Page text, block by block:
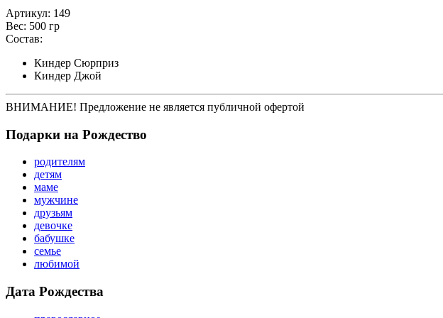
Артикул: 149
Вес: 500 гр
Состав:
Киндер Сюрприз
Киндер Джой
ВНИМАНИЕ! Предложение не является публичной офертой
Подарки на Рождество
родителям
детям
маме
мужчине
друзьям
девочке
бабушке
семье
любимой
Дата Рождества